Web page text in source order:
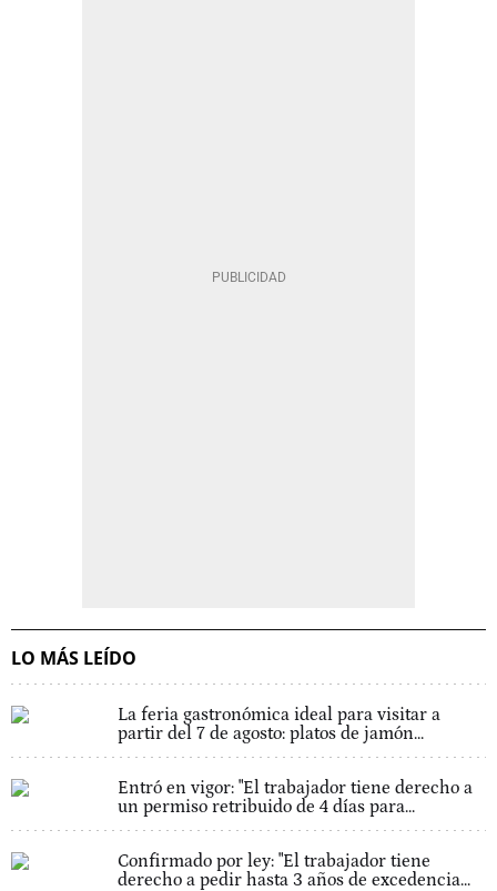
LO MÁS LEÍDO
La feria gastronómica ideal para visitar a
partir del 7 de agosto: platos de jamón...
Entró en vigor: "El trabajador tiene derecho a
un permiso retribuido de 4 días para...
Confirmado por ley: "El trabajador tiene
derecho a pedir hasta 3 años de excedencia...